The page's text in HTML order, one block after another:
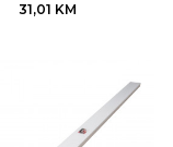
31,01 KM